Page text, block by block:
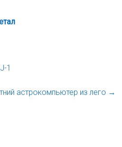
1
астрокомпьютер из лего →